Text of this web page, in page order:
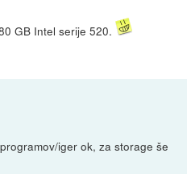
GB Intel serije 520.
iger ok, za storage še